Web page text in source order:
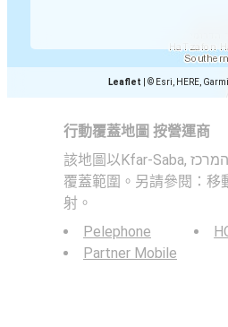
Leaflet © Esri, HERE,
行動覆蓋地圖 按營運商
該地圖以Kfar-Saba, נפת פתח תקווה, מחוז המרכז表示2G，3G，4G和5G移動網絡的
覆蓋範圍。另請參閱：移
射。
Pelephone
Partner Mobile